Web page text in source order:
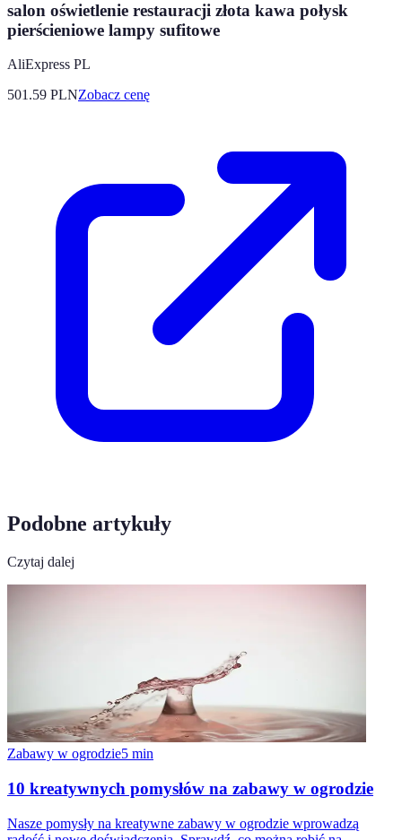
salon oświetlenie restauracji złota kawa połysk
pierścieniowe lampy sufitowe
AliExpress PL
501.59 PLNZobacz cenę
Podobne artykuły
Czytaj dalej
Zabawy w ogrodzie5 min
10 kreatywnych pomysłów na zabawy w ogrodzie
Nasze pomysły na kreatywne zabawy w ogrodzie wprowadzą